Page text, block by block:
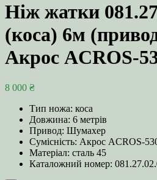
Ніж жатки
(коса) 6м
Акрос ACROS-
8 000 ₴
Тип ножа: коса
Довжина: 6 метрів
Привод: Шумахер
Сумісність: Акрос ACROS-
Матеріал: сталь 45
Каталожний номер: